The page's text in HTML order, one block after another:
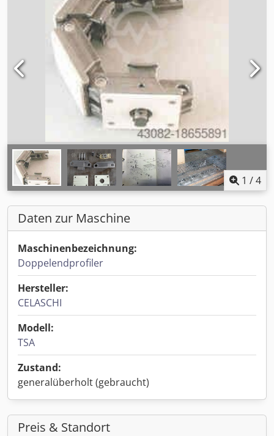
1 /4
Daten zur Maschine
Maschinenbezeichnung:
Doppelendprofiler
Hersteller:
CELASCHI
Modell:
TSA
Zustand:
generalüberholt (gebraucht)
Preis & Standort